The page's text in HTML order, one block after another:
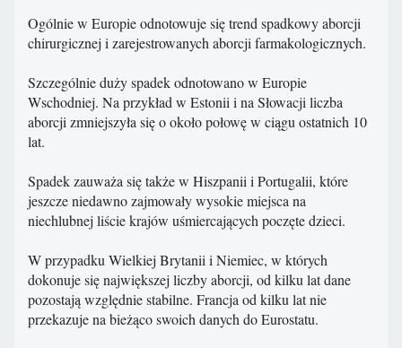
Ogólnie w Europie odnotowuje się trend spadkowy aborcji
chirurgicznej i zarejestrowanych aborcji farmakologicznych.
Szczególnie duży spadek odnotowano w Europie
Wschodniej. Na przykład w Estonii i na Słowacji liczba
aborcji zmniejszyła się o około połowę w ciągu ostatnich 10
lat.
Spadek zauważa się także w Hiszpanii i Portugalii, które
jeszcze niedawno zajmowały wysokie miejsca na
niechlubnej liście krajów uśmiercających poczęte dzieci.
W przypadku Wielkiej Brytanii i Niemiec, w których
dokonuje się największej liczby aborcji, od kilku lat dane
pozostają względnie stabilne. Francja od kilku lat nie
przekazuje na bieżąco swoich danych do Eurostatu.